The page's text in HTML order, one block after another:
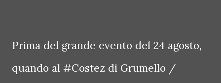
Prima del grande evento del 24 agosto,
quando al #Costez di Grumello /